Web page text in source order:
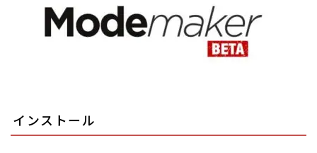
ブルべレポート2013
インストール